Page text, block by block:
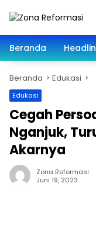
Beranda
Beranda Edukasi
Edukasi
Cegah
Nganjuk,
Akarnya
Zona Reformasi
Juni 19, 2023